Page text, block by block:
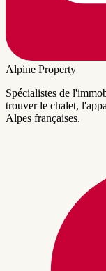
Alpine Property
Spécialistes de
trouver le chalet,
Alpes françaises.